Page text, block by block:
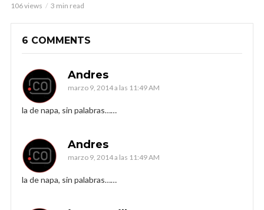
106 views 3 min read
6 COMMENTS
Andres
marzo 9, 2014 a las 11:49 AM
la de napa, sin palabras……
Andres
marzo 9, 2014 a las 11:49 AM
la de napa, sin palabras……